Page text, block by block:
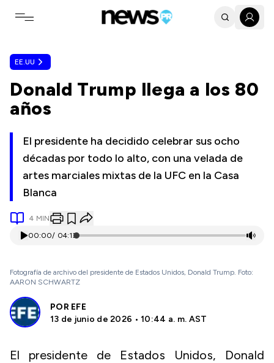
Toggle navigation menu
EE.UU
Donald Trump llega a los 80
años
El presidente ha decidido celebrar sus ocho
décadas por todo lo alto, con una velada de
artes marciales mixtas de la UFC en la Casa
Blanca
4 MIN
00:00/ 04:13
Fotografía de archivo del presidente de Estados Unidos, Donald Trump. Foto:
AARON SCHWARTZ
POR EFE
13 de junio de 2026 • 10:44 a. m. AST
El presidente de Estados Unidos, Donald